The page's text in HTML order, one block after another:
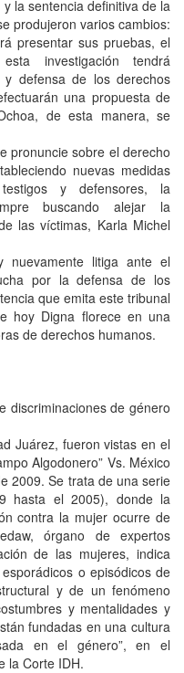
la sentencia definitiva de la
produjeron varios cambios:
presentar sus pruebas, el
investigación tendrá
defensa de los derechos
una propuesta de
de esta manera, se
pronuncie sobre el derecho
nuevas medidas
y defensores, la
buscando alejar la
las víctimas, Karla Michel
nuevamente litiga ante el
por la defensa de los
que emita este tribunal
hoy Digna florece en una
de derechos humanos.
discriminaciones de género
Juárez, fueron vistas en el
Algodonero” Vs. México
2009. Se trata de una serie
hasta el 2005), donde la
contra la mujer ocurre de
órgano de expertos
de las mujeres, indica
o episódicos de
y de un fenómeno
y mentalidades y
fundadas en una cultura
en el género”, en el
la Corte IDH.